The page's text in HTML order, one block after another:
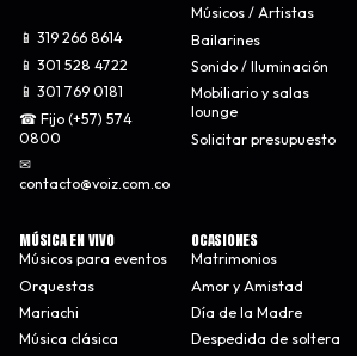
📱 319 266 8614
📱 301 528 4722
📱 301 769 0181
☎ Fijo (+57) 574
0800
✉
contacto@voiz.com.co
Músicos / Artistas
Bailarines
Sonido / Iluminación
Mobiliario y salas
lounge
Solicitar presupuesto
MÚSICA EN VIVO
Músicos para eventos
Orquestas
Mariachi
Música clásica
OCASIONES
Matrimonios
Amor y Amistad
Día de la Madre
Despedida de soltera